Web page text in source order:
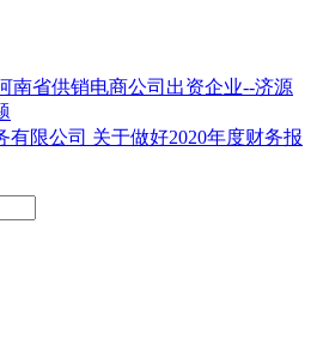
南省供销电商公司出资企业--济源
有限公司 关于做好2020年度财务报